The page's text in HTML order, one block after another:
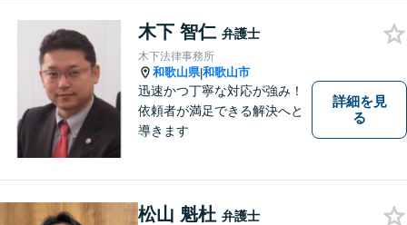
相談ください。あなたの灯り
となれるよう誠心誠意努めま
す。
木下 智仁 弁護士
木下法律事務所
和歌山県|和歌山市
迅速かつ丁寧な対応が強み！
依頼者が満足できる解決へと
導きます
詳細を見
る
松山 魁杜 弁護士